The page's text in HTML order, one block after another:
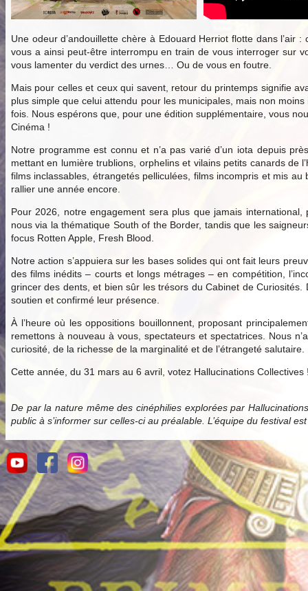
Une odeur d’andouillette chère à Edouard Herriot flotte dans
vous a ainsi peut-être interrompu en train de vous interroger sur
vous lamenter du verdict des urnes… Ou de vous en foutre.
Mais pour celles et ceux qui savent, retour du printemps signifie
plus simple que celui attendu pour les municipales, mais non
fois. Nous espérons que, pour une édition supplémentaire, vous
Cinéma !
Notre programme est connu et n’a pas varié d’un iota depuis
mettant en lumière trublions, orphelins et vilains petits canards de
films inclassables, étrangetés pelliculées, films incompris et mis
rallier une année encore.
Pour 2026, notre engagement sera plus que jamais
nous via la thématique South of the Border, tandis que les
focus Rotten Apple, Fresh Blood.
Notre action s’appuiera sur les bases solides qui ont fait leurs
des films inédits – courts et longs métrages – en compétition,
grincer des dents, et bien sûr les trésors du Cabinet de
soutien et confirmé leur présence.
À l’heure où les oppositions bouillonnent, proposant
remettons à nouveau à vous, spectateurs et spectatrices. Nous
curiosité, de la richesse de la marginalité et de l’étrangeté salutaire.
Cette année, du 31 mars au 6 avril, votez Hallucinations Collectives
De par la nature même des cinéphilies explorées par
public à s’informer sur celles-ci au préalable. L’équipe du festival